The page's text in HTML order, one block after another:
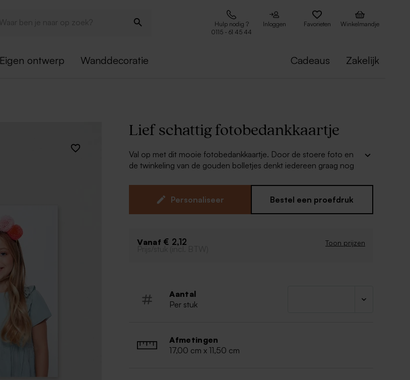
Hulp nodig ?
0115 - 61 45 44
Inloggen Favorieten Winkelmandje
Eigen ontwerp Wanddecoratie Cadeaus Zakelijk
Lief schattig fotobedankkaartje
Val op met dit mooie fotobedankkaartje. Door de stoere foto en
de twinkeling van de gouden bolletjes denkt iedereen graag nog
Goudfolie
Fotokaart
Toevoegen van motiefjes – bijvoorbeeld kruisje – mogelijk.
Personaliseer Bestel een proefdruk
Vanaf € 2,12 Toon prijzen
Prijs/stuk (incl. BTW)
Aantal
Per stuk
Afmetingen
17,00 cm x 11,50 cm